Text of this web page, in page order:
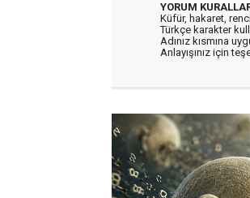
YORUM
Küfür, hakaret,
Türkçe karakter
Adınız kısmına
Anlayışınız için